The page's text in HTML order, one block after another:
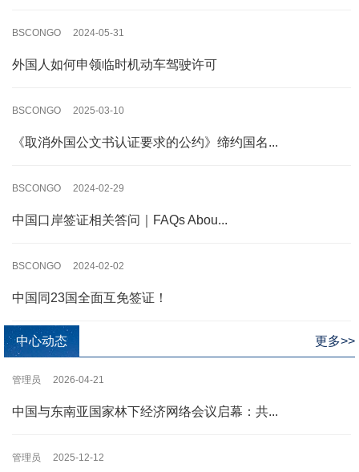
BSCONGO 2024-05-31
外国人如何申领临时机动车驾驶许可
BSCONGO 2025-03-10
《取消外国公文书认证要求的公约》缔约国名...
BSCONGO 2024-02-29
中国口岸签证相关答问｜FAQs Abou...
BSCONGO 2024-02-02
中国同23国全面互免签证！
中心动态 更多>>
管理员 2026-04-21
中国与东南亚国家林下经济网络会议启幕：共...
管理员 2025-12-12